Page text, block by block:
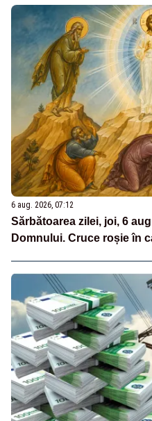
6 aug. 2026, 07:12
Sărbătoarea zilei, joi, 6
Domnului. Cruce roșie în